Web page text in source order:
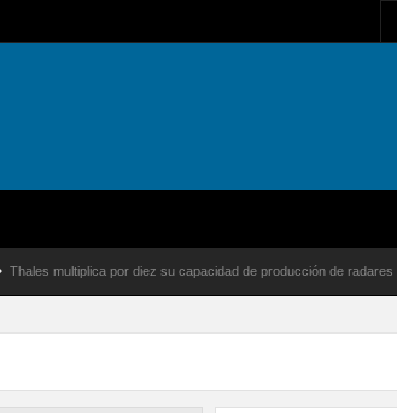
por diez su capacidad de producción de radares en Brasil